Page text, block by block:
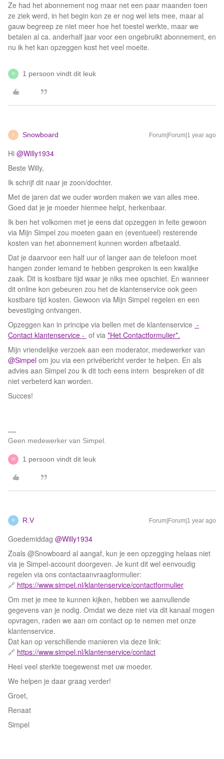
Ze had het abonnement nog maar net een paar maanden toen
ze ziek werd, in het begin kon ze er nog wel iets mee, maar al
gauw begreep ze niet meer hoe het toestel werkte, maar we
betalen al ca. anderhalf jaar voor een ongebruikt abonnement, en
nu ik het kan opzeggen kost het veel moeite.
N 1 persoon vindt dit leuk
S Snowboard Forum|Forum|1 year ago
Hi ​ @Willy1934
Beste Willy,
Ik schrijf dit naar je zoon/dochter.
Met de jaren dat we ouder worden maken we van alles mee.
Goed dat je je moeder hiermee helpt, herkenbaar.
Ik ben het volkomen met je eens dat opzeggen in feite gewoon
via Mijn Simpel zou moeten gaan en (eventueel) resterende
kosten van het abonnement kunnen worden afbetaald.
Dat je daarvoor een half uur of langer aan de telefoon moet
hangen zonder iemand te hebben gesproken is een kwalijke
zaak. Dit is kostbare tijd waar je niks mee opschiet. En wanneer
dit online kon gebeuren zou het de klantenservice ook geen
kostbare tijd kosten. Gewoon via Mijn Simpel regelen en een
bevestiging ontvangen.
Opzeggen kan in principe via bellen met de klantenservice -
Contact klantenservice - of via *Het Contactformulier*.
Mijn vriendelijke verzoek aan een moderator, medewerker van ​
@Simpel om jou via een privébericht verder te helpen. En als
advies aan Simpel zou ik dit toch eens intern bespreken of dit
niet verbeterd kan worden.
Succes!
Geen medewerker van Simpel.
W 1 persoon vindt dit leuk
R R.V Forum|Forum|1 year ago
Goedemiddag ​ @Willy1934
Zoals @Snowboard al aangaf, kun je een opzegging helaas niet
via je Simpel-account doorgeven. Je kunt dit wel eenvoudig
regelen via ons contactaanvraagformulier:
🔗 https://www.simpel.nl/klantenservice/contactformulier
Om met je mee te kunnen kijken, hebben we aanvullende
gegevens van je nodig. Omdat we deze niet via dit kanaal mogen
opvragen, raden we aan om contact op te nemen met onze
klantenservice.
Dat kan op verschillende manieren via deze link:
🔗 https://www.simpel.nl/klantenservice/contact
Heel veel sterkte toegewenst met uw moeder.
We helpen je daar graag verder!
Groet,
Renaat
Simpel